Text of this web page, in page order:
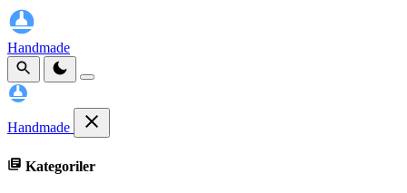
Handmade
Handmade
Kategoriler